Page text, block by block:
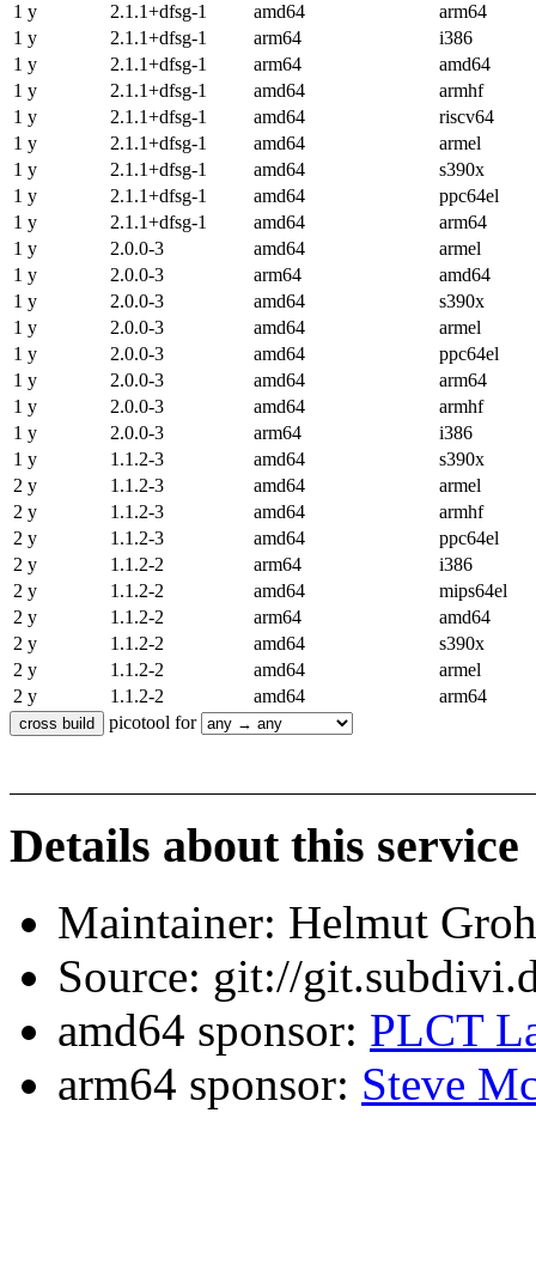
1 y
2.1.1+dfsg-1 amd64
arm64
1 y
2.1.1+dfsg-1 arm64
i386
1 y
2.1.1+dfsg-1 arm64
amd64
1 y
2.1.1+dfsg-1 amd64
armhf
1 y
2.1.1+dfsg-1 amd64
riscv64
1 y
2.1.1+dfsg-1 amd64
armel
1 y
2.1.1+dfsg-1 amd64
s390x
1 y
2.1.1+dfsg-1 amd64
ppc64el
1 y
2.1.1+dfsg-1 amd64
arm64
1 y
2.0.0-3 amd64
armel
1 y
2.0.0-3 arm64
amd64
1 y
2.0.0-3 amd64
s390x
1 y
2.0.0-3 amd64
armel
1 y
2.0.0-3 amd64
ppc64el
1 y
2.0.0-3 amd64
arm64
1 y
2.0.0-3 amd64
armhf
1 y
2.0.0-3 arm64
i386
1 y
1.1.2-3 amd64
s390x
2 y
1.1.2-3 amd64
armel
2 y
1.1.2-3 amd64
armhf
2 y
1.1.2-3 amd64
ppc64el
2 y
1.1.2-2 arm64
i386
2 y
1.1.2-2 amd64
mips64el
2 y
1.1.2-2 arm64
amd64
2 y
1.1.2-2 amd64
s390x
2 y
1.1.2-2 amd64
armel
2 y
1.1.2-2 amd64
arm64
picotool for
Details about this service
Maintainer: Helmut
Source: git://
amd64 sponsor: PLCT
arm64 sponsor: Steve